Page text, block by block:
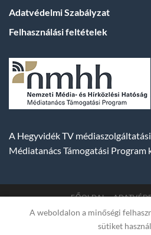
Adatvédelmi Szabályzat
Felhasználási feltételek
A Hegyvidék TV
Médiatanács Támogatási Program
FŐOLDAL
Copyright 2007-2026 © BUDA
Műsorszolgáltató Kft. | Budapest,
A weboldalon a minőségi
sütiket